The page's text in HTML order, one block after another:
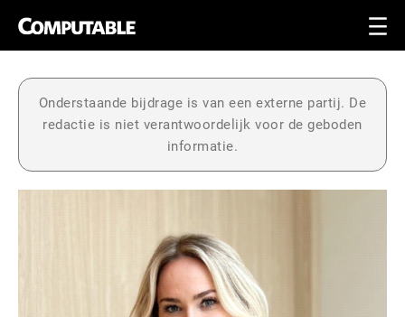
Onderstaande bijdrage is van een externe partij. De
redactie is niet verantwoordelijk voor de geboden
informatie.